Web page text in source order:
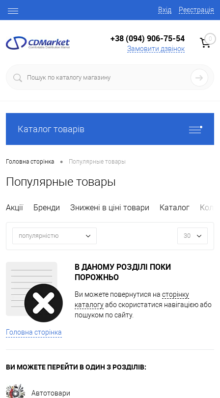
Вхід Реєстрація
+38 (094) 906-75-54
Замовити дзвінок
0
Каталог товарів
Головна сторінка • Популярные товары
Популярные товары
Акції Бренди Знижені в ціні товари Каталог
популярністю 30
В ДАНОМУ РОЗДІЛІ ПОКИ
ПОРОЖНЬО
Ви можете повернутися на сторінку
каталогуабо скористатися навігацією або
пошуком по сайту.
Головна сторінка
ВИ МОЖЕТЕ ПЕРЕЙТИ В ОДИН З РОЗДІЛІВ:
Автотовари